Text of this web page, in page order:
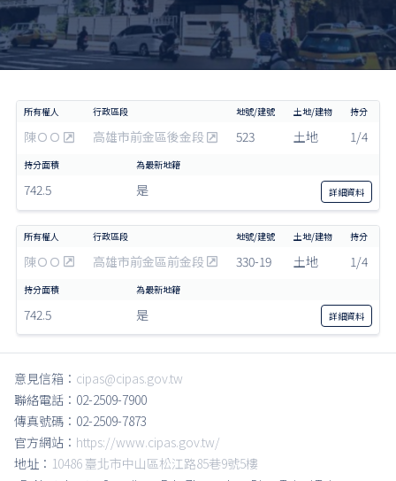
陳ＯＯ 高雄市前金區後金段 523 土地 1/4
742.5 是 詳細資料
陳ＯＯ 高雄市前金區前金段 330-19 土地 1/4
742.5 是 詳細資料
意見信箱： cipas@cipas.gov.tw
聯絡電話：02-2509-7900
傳真號碼：02-2509-7873
官方網站： https://www.cipas.gov.tw/
地址： 10486 臺北市中山區松江路85巷9號5樓